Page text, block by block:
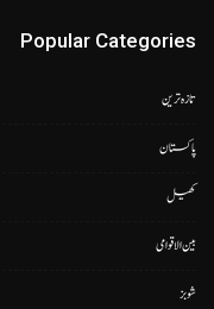
Popular Categories
تازہ ترین
پاکستان
کھیل
بین الاقوامی
شوبز